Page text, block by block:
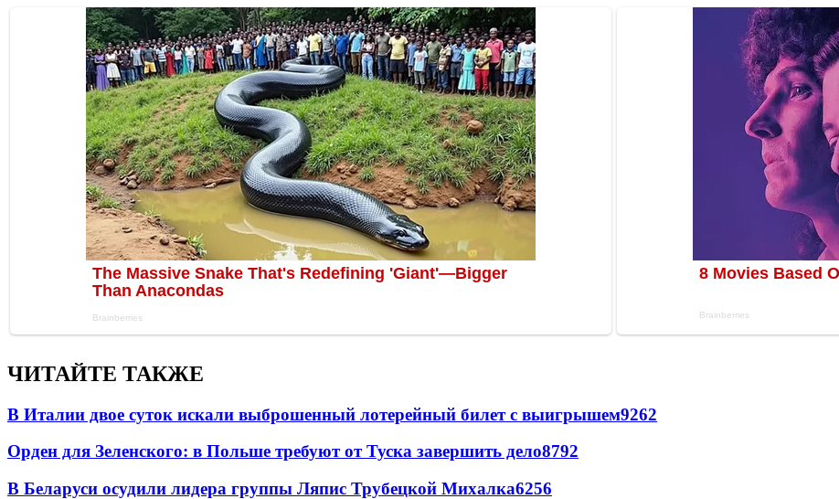
ЧИТАЙТЕ ТАКЖЕ
В Италии двое суток искали выброшенный лотерейный билет с выигрышем9262
Орден для Зеленского: в Польше требуют от Туска завершить дело8792
В Беларуси осудили лидера группы Ляпис Трубецкой Михалка6256